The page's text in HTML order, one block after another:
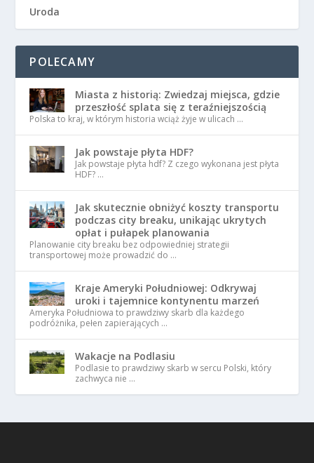
Uroda
POLECAMY
Miasta z historią: Zwiedzaj miejsca, gdzie
przeszłość splata się z teraźniejszością
Polska to kraj, w którym historia wciąż żyje w ulicach …
Jak powstaje płyta HDF?
Jak powstaje płyta hdf? Z czego wykonana jest płyta
HDF? …
Jak skutecznie obniżyć koszty transportu
podczas city breaku, unikając ukrytych
opłat i pułapek planowania
Planowanie city breaku bez odpowiedniej strategii
transportowej może prowadzić do …
Kraje Ameryki Południowej: Odkrywaj
uroki i tajemnice kontynentu marzeń
Ameryka Południowa to prawdziwy skarb dla każdego
podróżnika, pełen zapierających …
Wakacje na Podlasiu
Podlasie to prawdziwy skarb w sercu Polski, który
zachwyca nie …